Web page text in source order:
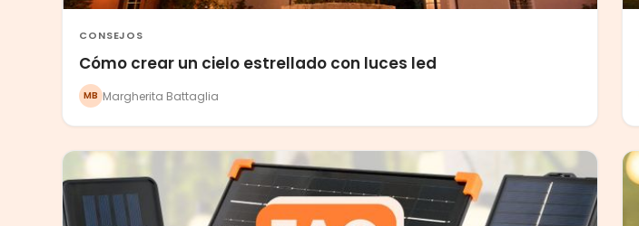
CONSEJOS
Cómo crear un cielo estrellado con luces led
MB Margherita Battaglia